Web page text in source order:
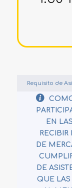
Requisito de
EN
RECIBIR
DE
DE
QUE LAS